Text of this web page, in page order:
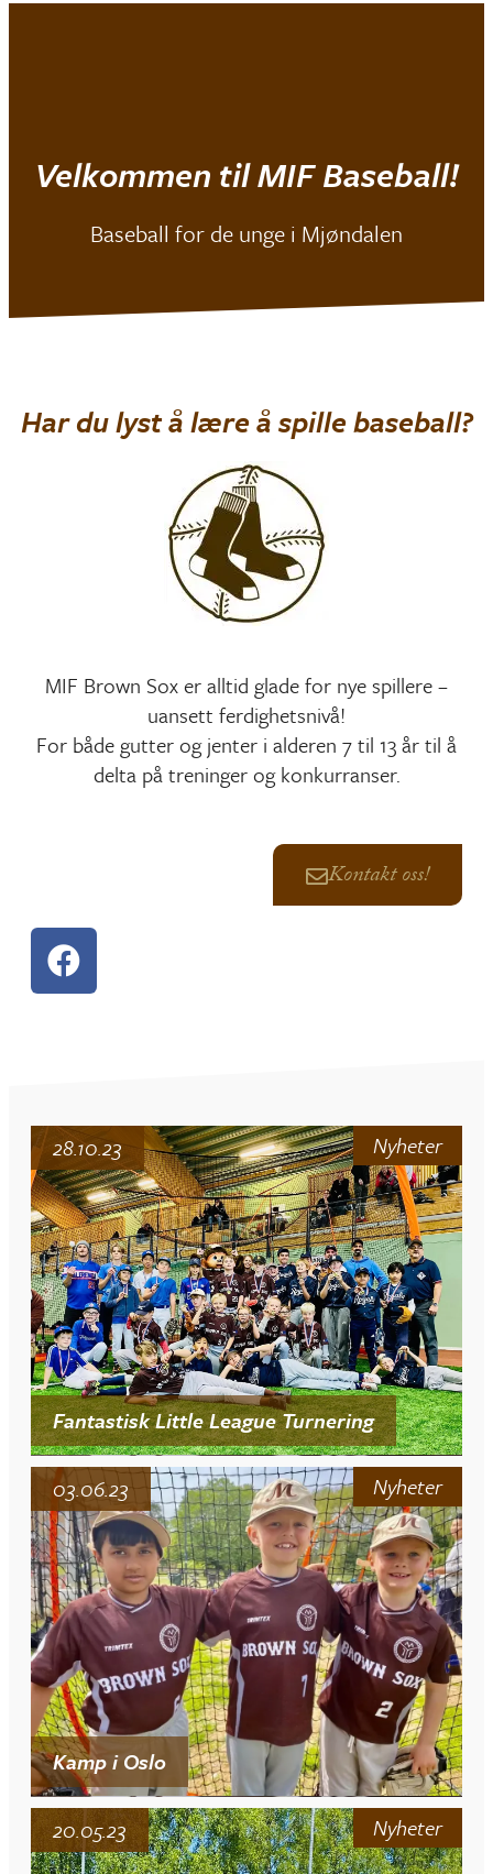
Velkommen til MIF Baseball!
Baseball for de unge i Mjøndalen
Har du lyst å lære å spille baseball?
MIF Brown Sox er alltid glade for nye spillere –
uansett ferdighetsnivå!
For både gutter og jenter i alderen 7 til 13 år til å
delta på treninger og konkurranser.
Kontakt oss!
Nyheter
Fantastisk Little League Turnering
28.10.23
Nyheter
Kamp i Oslo
03.06.23
Nyheter
20.05.23